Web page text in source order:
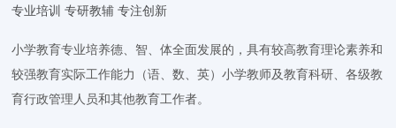
专业培训 专研教辅 专注创新
小学教育专业培养德、智、体全面发展的，具有较高教育理论素养和
较强教育实际工作能力（语、数、英）小学教师及教育科研、各级教
育行政管理人员和其他教育工作者。